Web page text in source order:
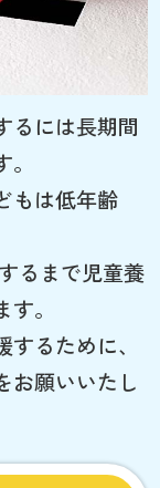
るには長期間
もは低年齢
るまで児童養
。
るために、
お願いいたし